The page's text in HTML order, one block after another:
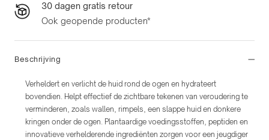
30 dagen gratis retour
Ook geopende producten*
Beschrijving
Verheldert en verlicht de huid rond de ogen en hydrateert
bovendien. Helpt effectief de zichtbare tekenen van veroudering te
verminderen, zoals wallen, rimpels, een slappe huid en donkere
kringen onder de ogen. Plantaardige voedingsstoffen, peptiden en
innovatieve verhelderende ingrediënten zorgen voor een jeugdiger